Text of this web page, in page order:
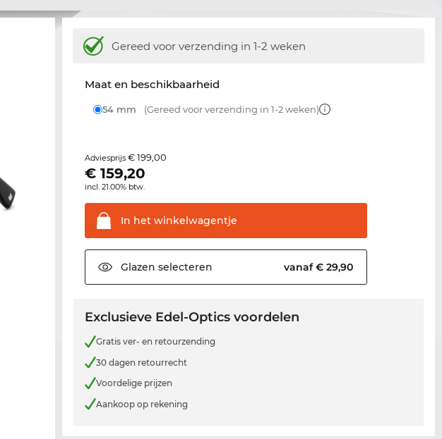
Gereed voor verzending in 1-2 weken
Maat en beschikbaarheid
54 mm (Gereed voor verzending in 1-2 weken)
Adviesprijs€ 199,00
€159,20
incl. 21.00% btw.
In het winkelwagentje
Glazen selecteren vanaf € 29,90
Exclusieve Edel-Optics voordelen
Gratis ver- en retourzending
30 dagen retourrecht
Voordelige prijzen
Aankoop op rekening